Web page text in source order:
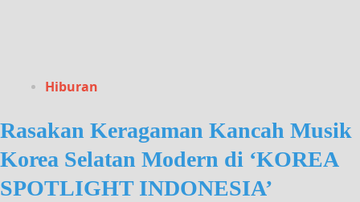
Hiburan
Rasakan Keragaman Kancah Musik
Korea Selatan Modern di ‘KOREA
SPOTLIGHT INDONESIA’